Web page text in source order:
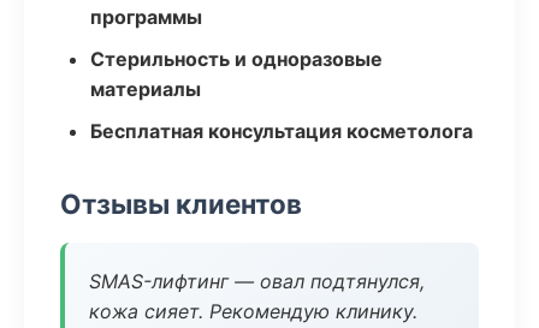
программы
Стерильность и одноразовые
материалы
Бесплатная консультация косметолога
Отзывы клиентов
SMAS-лифтинг — овал подтянулся,
кожа сияет. Рекомендую клинику.